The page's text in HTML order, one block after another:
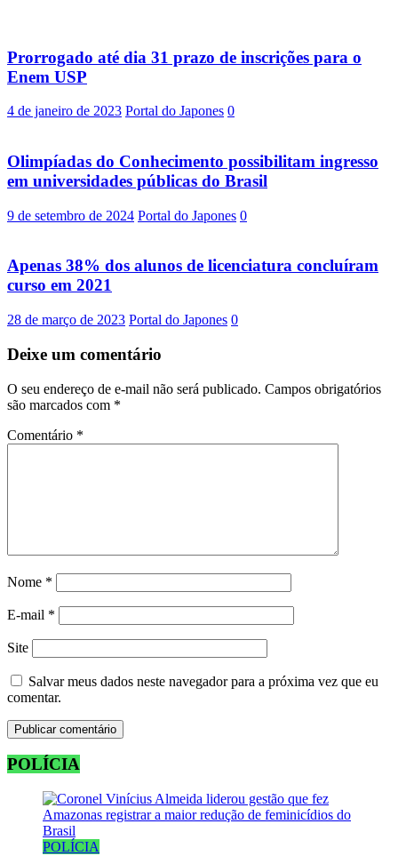
Prorrogado até dia 31 prazo de inscrições para o
Enem USP
4 de janeiro de 2023 Portal do Japones 0
Olimpíadas do Conhecimento possibilitam ingresso
em universidades públicas do Brasil
9 de setembro de 2024 Portal do Japones 0
Apenas 38% dos alunos de licenciatura concluíram
curso em 2021
28 de março de 2023 Portal do Japones 0
Deixe um comentário
O seu endereço de e-mail não será publicado. Campos obrigatórios
são marcados com *
Comentário *
Nome *
E-mail *
Site
Salvar meus dados neste navegador para a próxima vez que eu
comentar.
POLÍCIA
POLÍCIA